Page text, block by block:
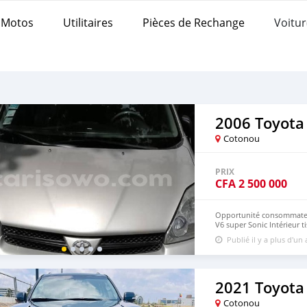
Motos Utilitaires Pièces de Rechange
2006
Cotonou
PRIX
CFA2 500 000
Opportunité
V6 super Sonic Intérieur
Peinture d'origine Pièces
légèrement Dossier
WhatsApp et appel+229/
Publié il y a plus d'un
2021
Cotonou